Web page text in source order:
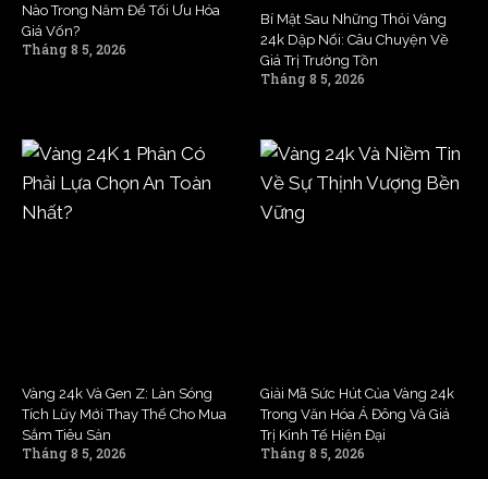
Nào Trong Năm Để Tối Ưu Hóa
Giá Vốn?
Tháng 8 5, 2026
Bí Mật Sau Những Thỏi Vàng
24k Dập Nổi: Câu Chuyện Về
Giá Trị Trường Tồn
Tháng 8 5, 2026
Vàng 24k Và Gen Z: Làn Sóng
Tích Lũy Mới Thay Thế Cho Mua
Sắm Tiêu Sản
Tháng 8 5, 2026
Giải Mã Sức Hút Của Vàng 24k
Trong Văn Hóa Á Đông Và Giá
Trị Kinh Tế Hiện Đại
Tháng 8 5, 2026